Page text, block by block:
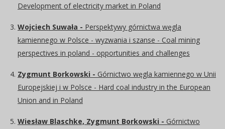
Development of electricity market in Poland
Wojciech Suwała - Perspektywy górnictwa węgla
kamiennego w Polsce - wyzwania i szanse - Coal mining
perspectives in poland - opportunities and challenges
Zygmunt Borkowski - Górnictwo węgla kamiennego w Unii
Europejskiej i w Polsce - Hard coal industry in the European
Union and in Poland
Wiesław Blaschke, Zygmunt Borkowski - Górnictwo